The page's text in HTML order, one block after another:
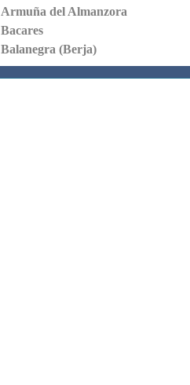
Armuña del Almanzora
Bacares
Balanegra (Berja)